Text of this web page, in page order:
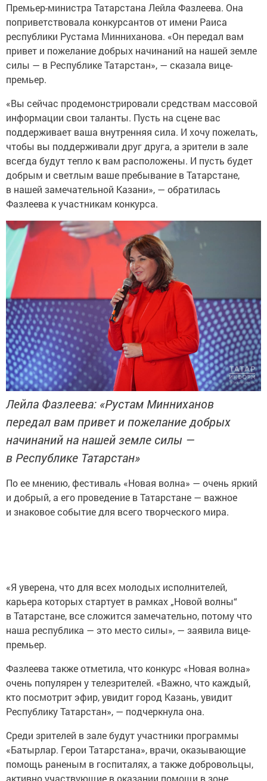
Премьер-министра Татарстана Лейла Фазлеева. Она
поприветствовала конкурсантов от имени Раиса
республики Рустама Минниханова. «Он передал вам
привет и пожелание добрых начинаний на нашей земле
силы — в Республике Татарстан», — сказала вице-
премьер.
«Вы сейчас продемонстрировали средствам массовой
информации свои таланты. Пусть на сцене вас
поддерживает ваша внутренняя сила. И хочу пожелать,
чтобы вы поддерживали друг друга, а зрители в зале
всегда будут тепло к вам расположены. И пусть будет
добрым и светлым ваше пребывание в Татарстане,
в нашей замечательной Казани», — обратилась
Фазлеева к участникам конкурса.
Лейла Фазлеева: «Рустам Минниханов
передал вам привет и пожелание добрых
начинаний на нашей земле силы —
в Республике Татарстан»
По ее мнению, фестиваль «Новая волна» — очень яркий
и добрый, а его проведение в Татарстане — важное
и знаковое событие для всего творческого мира.
«Я уверена, что для всех молодых исполнителей,
карьера которых стартует в рамках „Новой волны“
в Татарстане, все сложится замечательно, потому что
наша республика — это место силы», — заявила вице-
премьер.
Фазлеева также отметила, что конкурс «Новая волна»
очень популярен у телезрителей. «Важно, что каждый,
кто посмотрит эфир, увидит город Казань, увидит
Республику Татарстан», — подчеркнула она.
Среди зрителей в зале будут участники программы
«Батырлар. Герои Татарстана», врачи, оказывающие
помощь раненым в госпиталях, а также добровольцы,
активно участвующие в оказании помощи в зоне